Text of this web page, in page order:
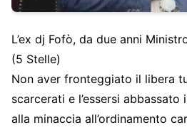
L’ex dj Fofò, da due anni
(5 Stelle)
Non aver fronteggiato il libera
scarcerati e l’essersi
alla minaccia all’ordinamento